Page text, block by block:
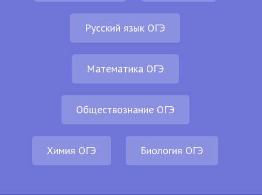
Русский язык ОГЭ
Математика ОГЭ
Обществознание ОГЭ
Химия ОГЭ Биология ОГЭ